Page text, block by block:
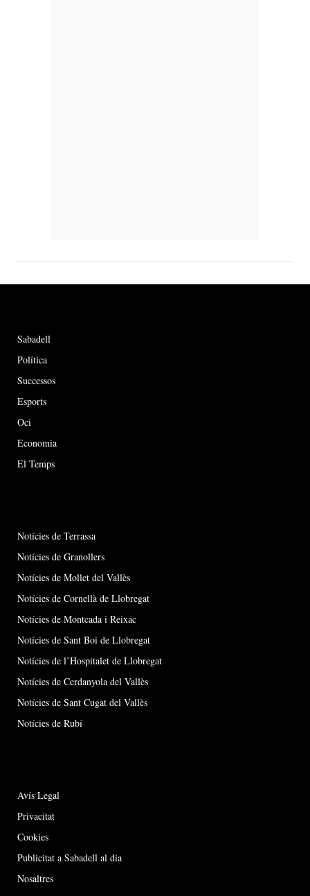
Sabadell
Política
Successos
Esports
Oci
Economia
El Temps
Notícies de Terrassa
Notícies de Granollers
Notícies de Mollet del Vallès
Notícies de Cornellà de Llobregat
Notícies de Montcada i Reixac
Notícies de Sant Boi de Llobregat
Notícies de l’Hospitalet de Llobregat
Notícies de Cerdanyola del Vallès
Notícies de Sant Cugat del Vallès
Notícies de Rubí
Avís Legal
Privacitat
Cookies
Publicitat a Sabadell al dia
Nosaltres